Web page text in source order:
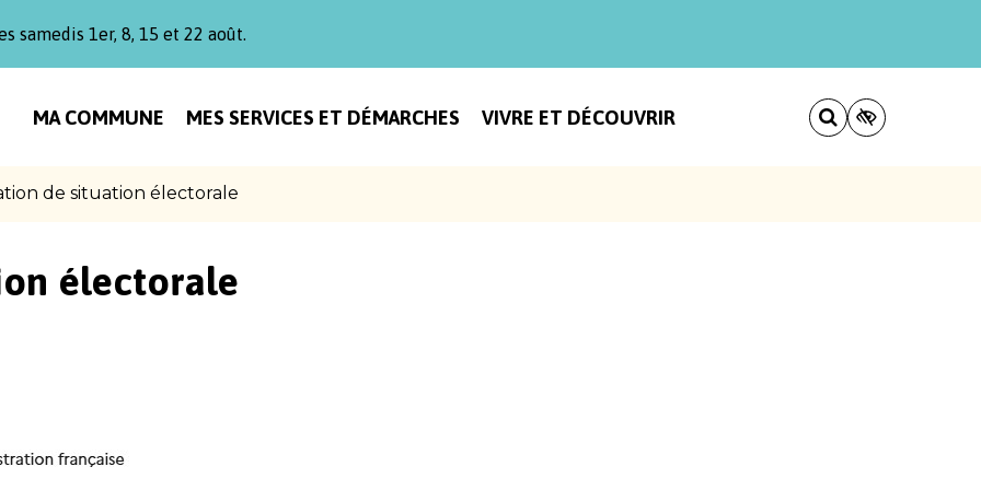
samedis 1er, 8, 15 et 22 août.
MA COMMUNE MES SERVICES ET DÉMARCHES VIVRE ET DÉCOUVRIR
de situation électorale
électorale